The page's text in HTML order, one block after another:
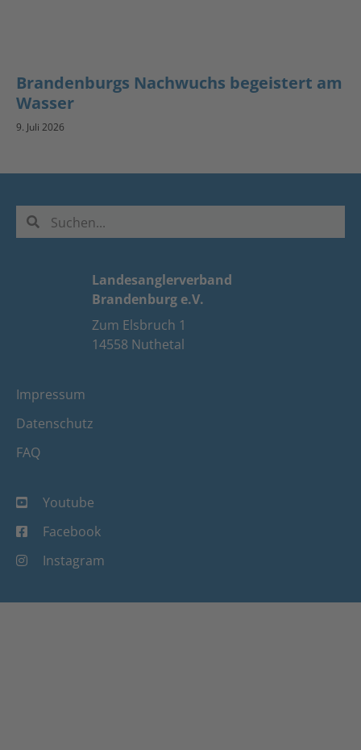
Brandenburgs Nachwuchs begeistert am
Wasser
9. Juli 2026
Landesanglerverband
Brandenburg e.V.
Zum Elsbruch 1
14558 Nuthetal
Impressum
Datenschutz
FAQ
Youtube
Facebook
Instagram